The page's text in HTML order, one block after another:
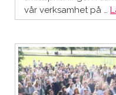
vår verksamhet på …